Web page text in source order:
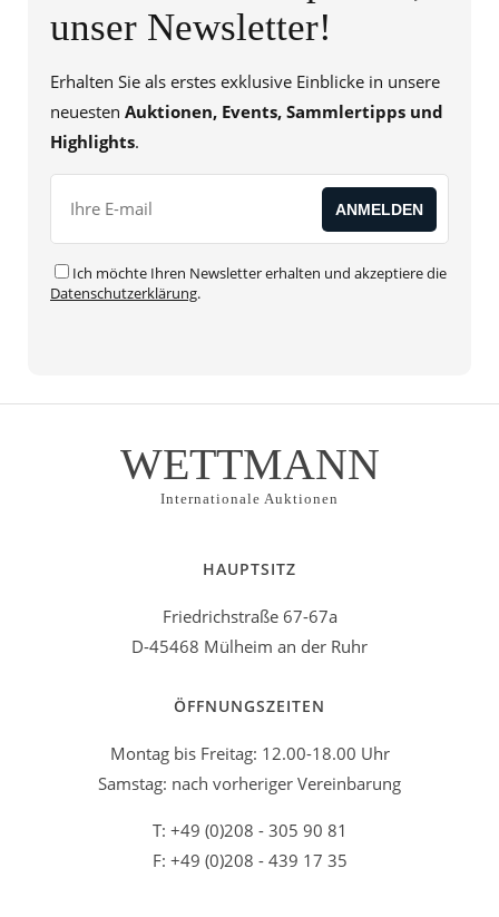
unser Newsletter!
Erhalten Sie als erstes exklusive Einblicke in unsere
neuesten Auktionen, Events, Sammlertipps und
Highlights.
Ich möchte Ihren Newsletter erhalten und akzeptiere die
Datenschutzerklärung.
WETTMANN
Internationale Auktionen
HAUPTSITZ
Friedrichstraße 67-67a
D-45468 Mülheim an der Ruhr
ÖFFNUNGSZEITEN
Montag bis Freitag: 12.00-18.00 Uhr
Samstag: nach vorheriger Vereinbarung
T: +49 (0)208 - 305 90 81
F: +49 (0)208 - 439 17 35